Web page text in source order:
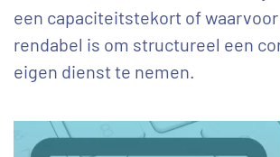
een capaciteitstekort of
rendabel is om structureel een
eigen dienst te nemen.